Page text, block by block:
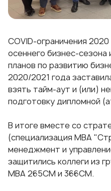
COVID-ограничения
осеннего бизнес-сезона
планов по развитию
2020/2021 года
взять тайм-аут и (или)
подготовку дипломной
В итоге вместе со
(специализация МВА
менеджмент и
защитились коллеги из
МВА 265СМ и 366СМ.